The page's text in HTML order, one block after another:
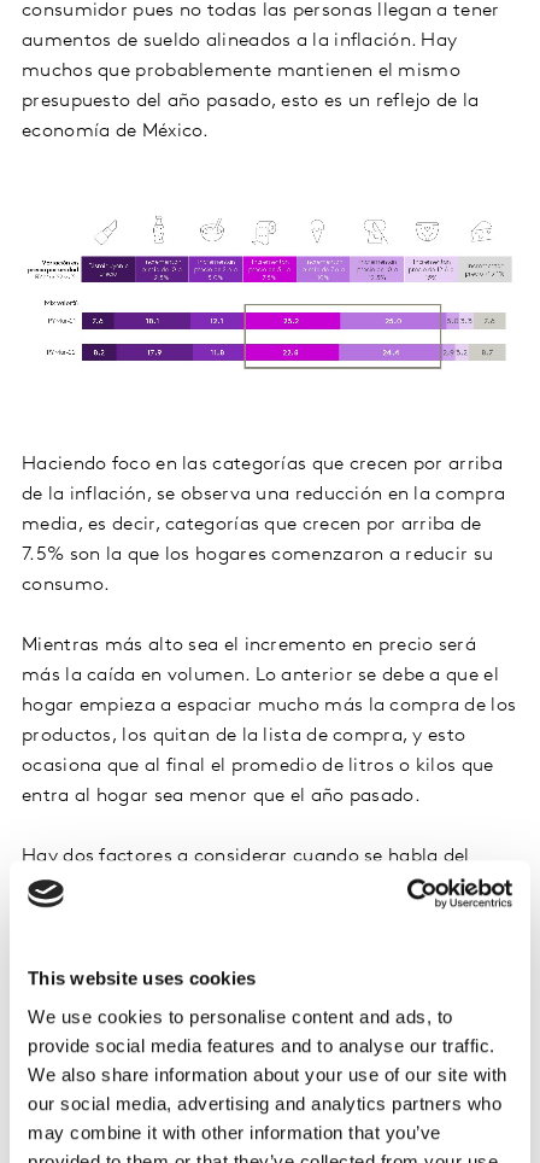
This website uses cookies
We use cookies to personalise content and ads, to
provide social media features and to analyse our traffic.
We also share information about your use of our site with
our social media, advertising and analytics partners who
may combine it with other information that you’ve
consumidor pues no todas las personas llegan a tener
aumentos de sueldo alineados a la inflación. Hay
muchos que probablemente mantienen el mismo
presupuesto del año pasado, esto es un reflejo de la
economía de México.
Haciendo foco en las categorías que crecen por arriba
de la inflación, se observa una reducción en la compra
media, es decir, categorías que crecen por arriba de
7.5% son la que los hogares comenzaron a reducir su
consumo.
Mientras más alto sea el incremento en precio será
más la caída en volumen. Lo anterior se debe a que el
hogar empieza a espaciar mucho más la compra de los
productos, los quitan de la lista de compra, y esto
ocasiona que al final el promedio de litros o kilos que
entra al hogar sea menor que el año pasado.
Hay dos factores a considerar cuando se habla del
aumento en precios. El primero es el incremento
shopper puede cambiar entre comprar tamaños más
grandes o pequeños influyendo en el precio medio que
está pagando (a mayor tamaño menor precio medio).
Actualmente las familias buscan una mejor ecuación
costo–beneficio, cuando analizamos las categorías que
crecen por encima de la inflación, se observan cambios